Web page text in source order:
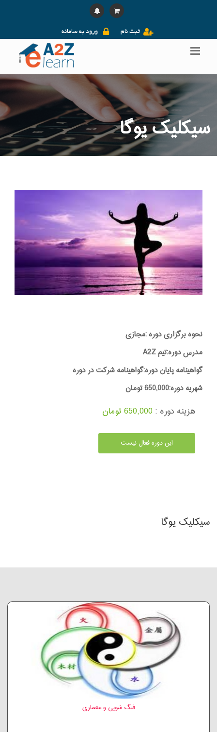
ورود به سامانه ثبت نام
سیکلیک یوگا
نحوه برگزاری دوره :مجازی
مدرس دوره:تیم A2Z
گواهینامه پایان دوره:گواهینامه شرکت در دوره
شهریه دوره:650,000 تومان
هزینه دوره : 650,000 تومان
این دوره فعال نیست
سیکلیک یوگا
فنگ شویی و معماری